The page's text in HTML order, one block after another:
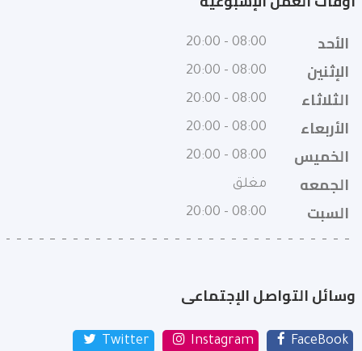
الأحد
08:00 - 20:00
الإثنين 08:00 - 20:00
الثلاثاء 08:00 - 20:00
الأربعاء 08:00 - 20:00
الخميس 08:00 - 20:00
الجمعه مغلق
السبت 08:00 - 20:00
وسائل التواصل الإجتماعى
FaceBook
Instagram
Twitter